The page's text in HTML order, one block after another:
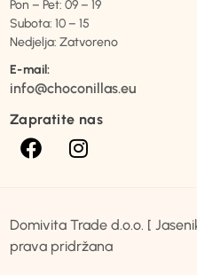
Pon – Pet: 09 – 19
Subota: 10 – 15
Nedjelja: Zatvoreno
E-mail:
info@choconillas.eu
Zapratite nas
Domivita Trade d.o.o. [
prava pridržana